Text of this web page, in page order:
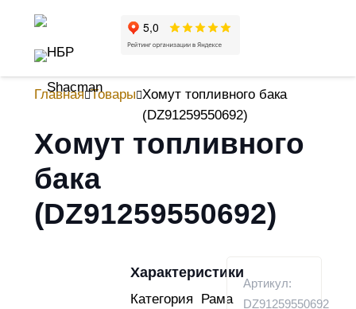
Главная Товары Хомут топливного бака
(DZ91259550692)
Хомут топливного
бака
(DZ91259550692)
Характеристики
Категория Рама
Артикул:
DZ91259550692